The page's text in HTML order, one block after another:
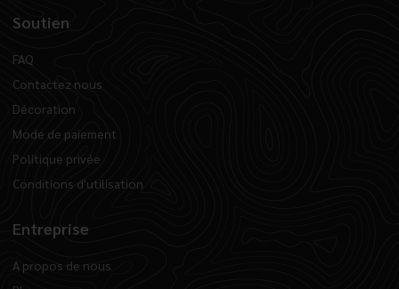
Soutien
FAQ
Contactez nous
Décoration
Mode de paiement
Politique privée
Conditions d'utilisation
Entreprise
A propos de nous